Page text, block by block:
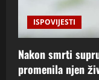
ISPOVIJESTI
Nakon smrti
promenila njen